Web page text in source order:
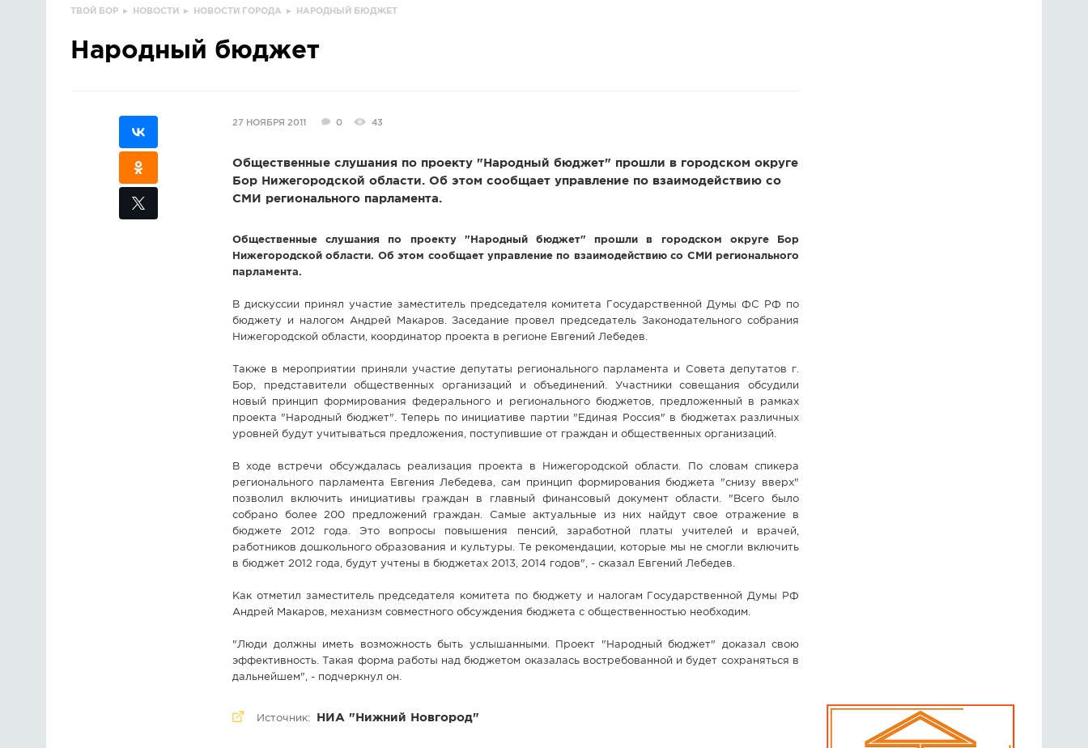
ТВОЙ БОР ▸ НОВОСТИ ▸ НОВОСТИ ГОРОДА ▸ НАРОДНЫЙ БЮДЖЕТ
Народный бюджет
27 НОЯБРЯ 2011 0 43
Общественные слушания по проекту "Народный бюджет" прошли в городском округе
Бор Нижегородской области. Об этом сообщает управление по взаимодействию со
СМИ регионального парламента.
Общественные слушания по проекту "Народный бюджет" прошли в городском округе Бор
Нижегородской области. Об этом сообщает управление по взаимодействию со СМИ регионального
парламента.
В дискуссии принял участие заместитель председателя комитета Государственной Думы ФС РФ по
бюджету и налогом Андрей Макаров. Заседание провел председатель Законодательного собрания
Нижегородской области, координатор проекта в регионе Евгений Лебедев.
Также в мероприятии приняли участие депутаты регионального парламента и Совета депутатов г.
Бор, представители общественных организаций и объединений. Участники совещания обсудили
новый принцип формирования федерального и регионального бюджетов, предложенный в рамках
проекта "Народный бюджет". Теперь по инициативе партии "Единая Россия" в бюджетах различных
уровней будут учитываться предложения, поступившие от граждан и общественных организаций.
В ходе встречи обсуждалась реализация проекта в Нижегородской области. По словам спикера
регионального парламента Евгения Лебедева, сам принцип формирования бюджета "снизу вверх"
позволил включить инициативы граждан в главный финансовый документ области. "Всего было
собрано более 200 предложений граждан. Самые актуальные из них найдут свое отражение в
бюджете 2012 года. Это вопросы повышения пенсий, заработной платы учителей и врачей,
работников дошкольного образования и культуры. Те рекомендации, которые мы не смогли включить
в бюджет 2012 года, будут учтены в бюджетах 2013, 2014 годов", - сказал Евгений Лебедев.
Как отметил заместитель председателя комитета по бюджету и налогам Государственной Думы РФ
Андрей Макаров, механизм совместного обсуждения бюджета с общественностью необходим.
"Люди должны иметь возможность быть услышанными. Проект "Народный бюджет" доказал свою
эффективность. Такая форма работы над бюджетом оказалась востребованной и будет сохраняться в
дальнейшем", - подчеркнул он.
Источник: НИА "Нижний Новгород"